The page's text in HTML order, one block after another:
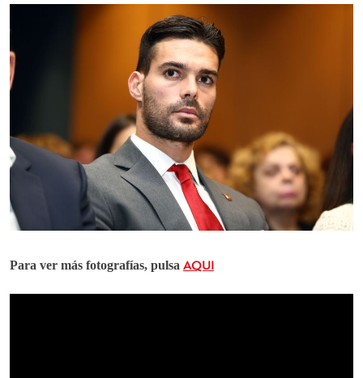
Para ver más fotografías, pulsa AQUI